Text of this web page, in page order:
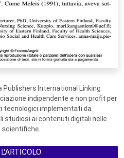
Publishers International Linking
indipendente e non profit per
tecnologici implementati da
studiosi ai contenuti digitali nelle